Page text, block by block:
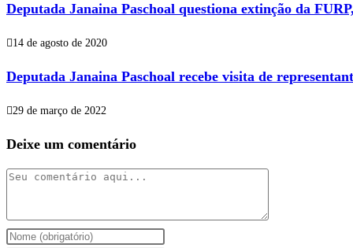
Deputada Janaina Paschoal questiona extinção da
14 de agosto de 2020
Deputada Janaina Paschoal recebe visita de
29 de março de 2022
Deixe um comentário
Comentário
Digite